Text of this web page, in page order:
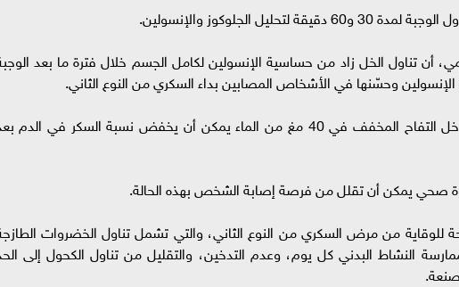
الجلوكوز والإنسولين.
أن تناول الخل زاد من حساسية الإنسولين لكامل الجسم خلال فترة ما بعد
وحسّنها في الأشخاص المصابين بداء السكري من النوع الثاني.
واستنتج الباحثون أن تناول 20 مغ من خل التفاح المخفف في 40 مغ من الماء يمكن أن يخفض نسبة السكر في الدم
صحي يمكن أن تقلل من فرصة إصابة الشخص بهذه الحالة.
للوقاية من مرض السكري من النوع الثاني، والتي تشمل تناول الخضروات
النشاط البدني كل يوم، وعدم التدخين، والتقليل من تناول الكحول إلى